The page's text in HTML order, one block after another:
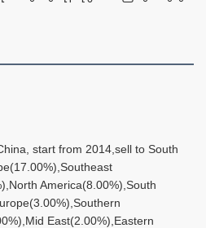
start from 2014,sell to South
America(8.00%),South
East(2.00%),Eastern